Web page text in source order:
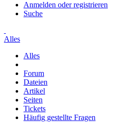
Anmelden oder registrieren
Suche
Alles
Alles
Forum
Dateien
Artikel
Seiten
Tickets
Häufig gestellte Fragen